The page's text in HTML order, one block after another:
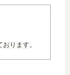
ります。